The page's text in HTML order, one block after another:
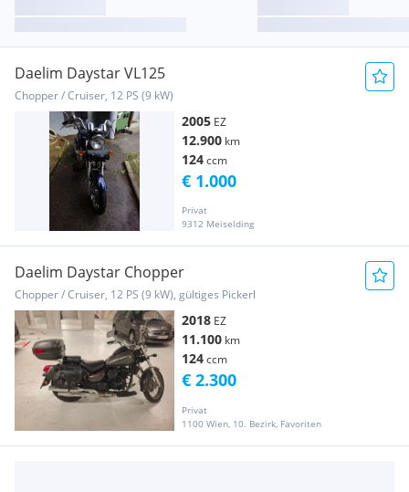
Daelim Daystar VL125
Chopper / Cruiser, 12 PS (9 kW)
2005 EZ
12.900 km
124ccm
Privat
9312 Meiselding
€ 1.000
Daelim Daystar Chopper
Chopper / Cruiser, 12 PS (9 kW), gültiges Pickerl
2018 EZ
11.100 km
124ccm
Privat
1100 Wien, 10. Bezirk, Favoriten
€ 2.300